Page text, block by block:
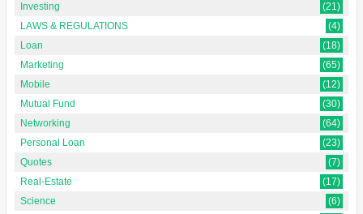
Investing
(21)
LAWS & REGULATIONS
(4)
Loan
(18)
Marketing
(65)
Mobile
(12)
Mutual Fund
(30)
Networking
(64)
Personal Loan
(23)
Quotes
(7)
Real-Estate
(17)
Science
(6)